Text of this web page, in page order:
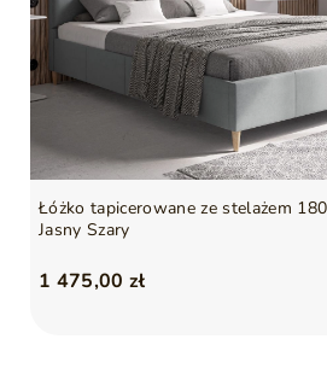
Łóżko tapicerowane ze stelażem
Jasny Szary
1 475,00 zł